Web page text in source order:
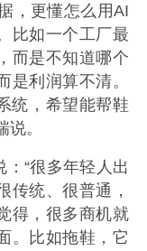
，更懂怎么用AI
比如一个工厂最
而是不知道哪个
是利润算不清。
统，希望能帮鞋
。
“很多年轻人出
传统、很普通，
得，很多商机就
。比如拖鞋，它